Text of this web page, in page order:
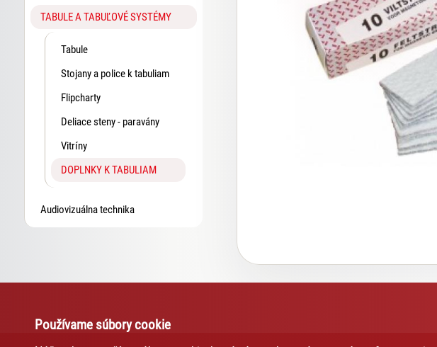
TABULE A TABUĽOVÉ SYSTÉMY
Tabule
Stojany a police k tabuliam
Flipcharty
Deliace steny - paravány
Vitríny
DOPLNKY K TABULIAM
Audiovizuálna technika
Používame súbory cookie